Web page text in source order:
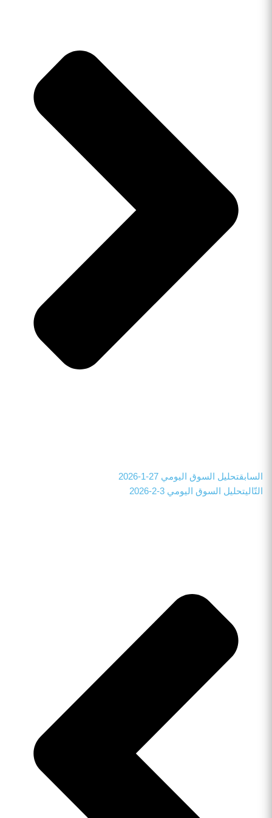
السابقتحليل السوق اليومي 27-1-2026
التّاليتحليل السوق اليومي 3-2-2026